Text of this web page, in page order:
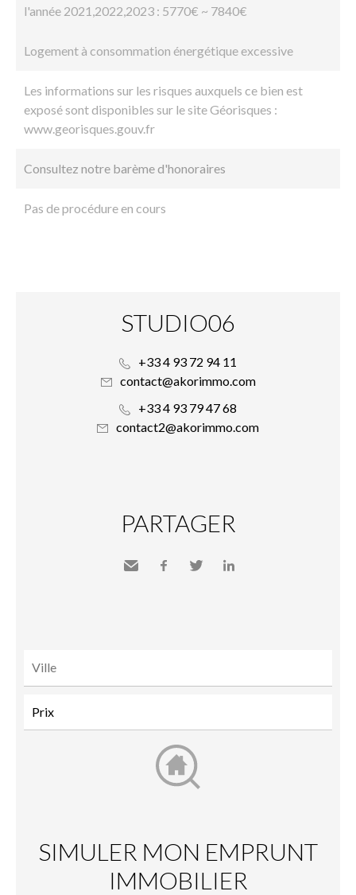
l'année 2021,2022,2023 : 5770€ ~ 7840€
Logement à consommation énergétique excessive
Les informations sur les risques auxquels ce bien est
exposé sont disponibles sur le site Géorisques :
www.georisques.gouv.fr
Consultez notre barème d'honoraires
Pas de procédure en cours
STUDIO06
+33 4 93 72 94 11
contact@akorimmo.com
+33 4 93 79 47 68
contact2@akorimmo.com
PARTAGER
SIMULER MON EMPRUNT
IMMOBILIER